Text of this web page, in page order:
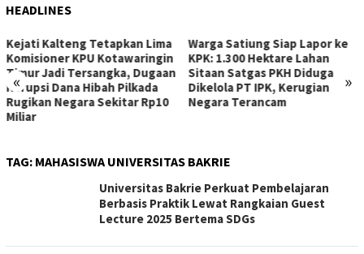
HEADLINES
« »
Kejati Kalteng Tetapkan Lima
Komisioner KPU Kotawaringin
Timur Jadi Tersangka, Dugaan
Korupsi Dana Hibah Pilkada
Rugikan Negara Sekitar Rp10
Miliar
Warga Satiung Siap Lapor ke
KPK: 1.300 Hektare Lahan
Sitaan Satgas PKH Diduga
Dikelola PT IPK, Kerugian
Negara Terancam
TAG: MAHASISWA UNIVERSITAS BAKRIE
Universitas Bakrie Perkuat Pembelajaran
Berbasis Praktik Lewat Rangkaian Guest
Lecture 2025 Bertema SDGs